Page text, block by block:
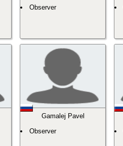
Observer
Gamalej Pavel
Observer